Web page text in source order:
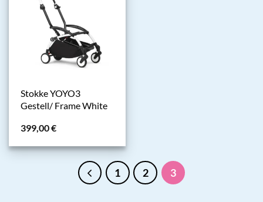
Stokke YOYO3
Gestell/ Frame White
399,00€
1 2 3